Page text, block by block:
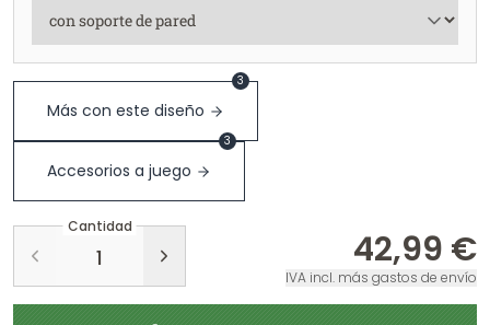
Más con este diseño
3
Accesorios a juego
3
Cantidad
42,99 €
IVA incl. más gastos de envío